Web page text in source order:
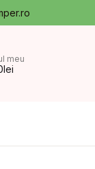
meu
lei